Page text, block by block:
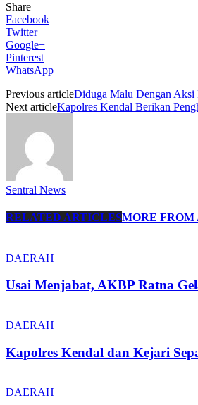
Share
Facebook
Twitter
Google+
Pinterest
WhatsApp
Previous articleDiduga Malu Dengan Aksi
Next articleKapolres Kendal Berikan
Sentral News
RELATED ARTICLESMORE FROM
DAERAH
Usai Menjabat, AKBP Ratna
DAERAH
Kapolres Kendal dan Kejari
DAERAH